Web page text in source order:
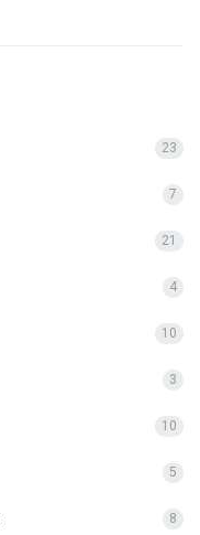
23
7
21
4
10
3
10
5
8